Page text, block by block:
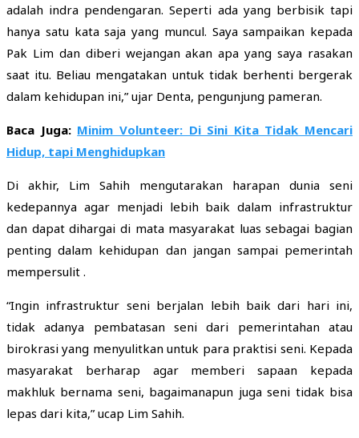
adalah indra pendengaran. Seperti ada yang berbisik tapi
hanya satu kata saja yang muncul. Saya sampaikan kepada
Pak Lim dan diberi wejangan akan apa yang saya rasakan
saat itu. Beliau mengatakan untuk tidak berhenti bergerak
dalam kehidupan ini,” ujar Denta, pengunjung pameran.
Baca Juga: Minim Volunteer: Di Sini Kita Tidak Mencari
Hidup, tapi Menghidupkan
Di akhir, Lim Sahih mengutarakan harapan dunia seni
kedepannya agar menjadi lebih baik dalam infrastruktur
dan dapat dihargai di mata masyarakat luas sebagai bagian
penting dalam kehidupan dan jangan sampai pemerintah
mempersulit .
“Ingin infrastruktur seni berjalan lebih baik dari hari ini,
tidak adanya pembatasan seni dari pemerintahan atau
birokrasi yang menyulitkan untuk para praktisi seni. Kepada
masyarakat berharap agar memberi sapaan kepada
makhluk bernama seni, bagaimanapun juga seni tidak bisa
lepas dari kita,” ucap Lim Sahih.